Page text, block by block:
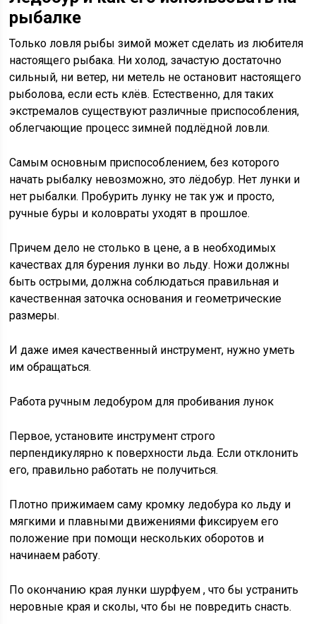
рыбалке
Только ловля рыбы зимой может сделать из любителя
настоящего рыбака. Ни холод, зачастую достаточно
сильный, ни ветер, ни метель не остановит настоящего
рыболова, если есть клёв. Естественно, для таких
экстремалов существуют различные приспособления,
облегчающие процесс зимней подлёдной ловли.
Самым основным приспособлением, без которого
начать рыбалку невозможно, это лёдобур. Нет лунки и
нет рыбалки. Пробурить лунку не так уж и просто,
ручные буры и коловраты уходят в прошлое.
Причем дело не столько в цене, а в необходимых
качествах для бурения лунки во льду. Ножи должны
быть острыми, должна соблюдаться правильная и
качественная заточка основания и геометрические
размеры.
И даже имея качественный инструмент, нужно уметь
им обращаться.
Работа ручным ледобуром для пробивания лунок
Первое, установите инструмент строго
перпендикулярно к поверхности льда. Если отклонить
его, правильно работать не получиться.
Плотно прижимаем саму кромку ледобура ко льду и
мягкими и плавными движениями фиксируем его
положение при помощи нескольких оборотов и
начинаем работу.
По окончанию края лунки шурфуем , что бы устранить
неровные края и сколы, что бы не повредить снасть.